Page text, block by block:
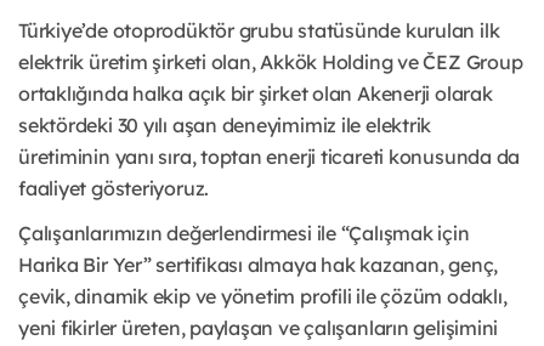
Türkiye’de otoprodüktör grubu statüsünde kurulan ilk
elektrik üretim şirketi olan, Akkök Holding ve ČEZ Group
ortaklığında halka açık bir şirket olan Akenerji olarak
sektördeki 30 yılı aşan deneyimimiz ile elektrik
üretiminin yanı sıra, toptan enerji ticareti konusunda da
faaliyet gösteriyoruz.
Çalışanlarımızın değerlendirmesi ile “Çalışmak için
Harika Bir Yer” sertifikası almaya hak kazanan, genç,
çevik, dinamik ekip ve yönetim profili ile çözüm odaklı,
yeni fikirler üreten, paylaşan ve çalışanların gelişimini